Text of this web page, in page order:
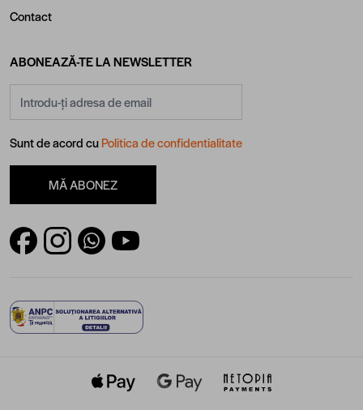
Contact
ABONEAZĂ-TE LA NEWSLETTER
Sunt de acord cuPolitica de confidentialitate
MĂ ABONEZ